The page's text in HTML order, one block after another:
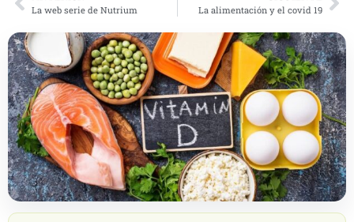
La web serie de Nutrium La alimentación y el covid 19